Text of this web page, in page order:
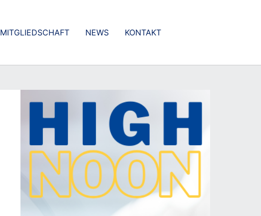
MITGLIEDSCHAFT NEWS KONTAKT